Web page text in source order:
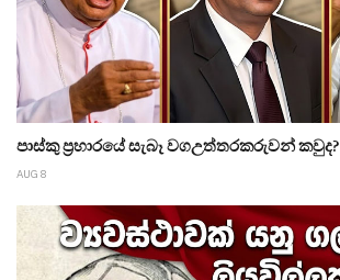
පාස්කු ප්‍රහාරයේ සැබෑ වගඋත්තරකරුවන් කවුද?
AUG 8